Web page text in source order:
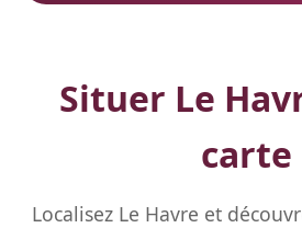
Situer Le
carte
Localisez Le Havre et